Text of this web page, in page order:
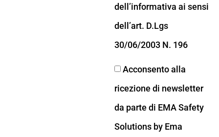
dell’informativa ai sensi
dell’art. D.Lgs
30/06/2003 N. 196
Acconsento alla
ricezione di newsletter
da parte di EMA Safety
Solutions by Ema